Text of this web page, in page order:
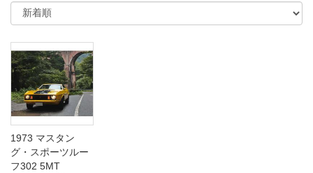
1973 マスタン
グ・スポーツルー
フ302 5MT